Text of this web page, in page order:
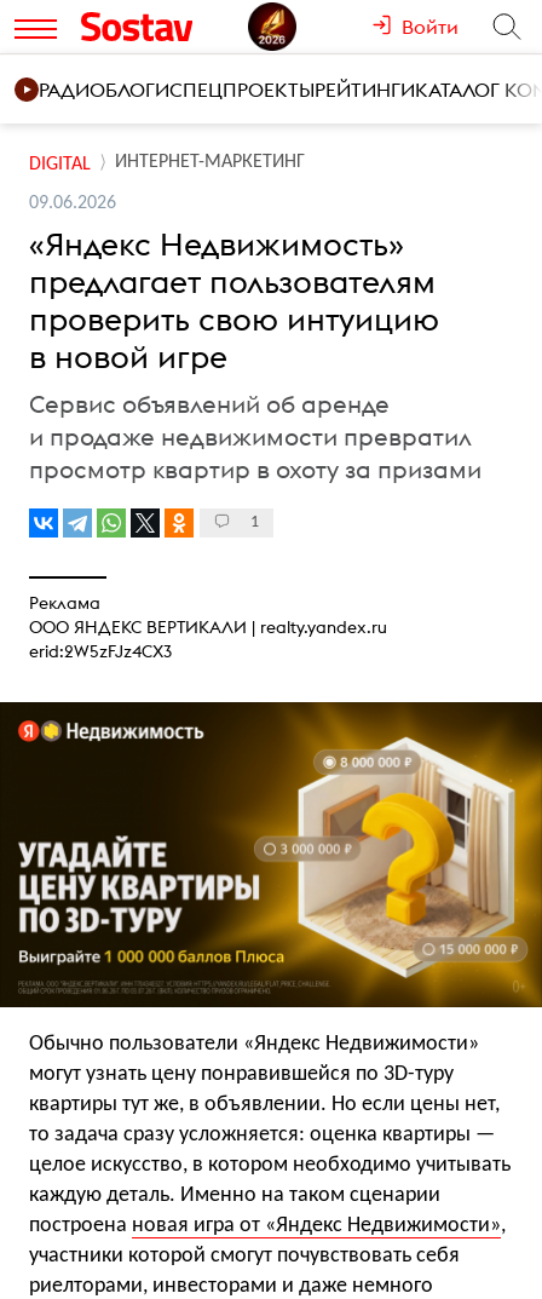
Войти
РАДИОБЛОГИСПЕЦПРОЕКТЫРЕЙТИНГИКАТАЛОГ
DIGITAL ИНТЕРНЕТ-МАРКЕТИНГ
09.06.2026
«Яндекс Недвижимость»
предлагает пользователям
проверить свою интуицию
в новой игре
Сервис объявлений об аренде
и продаже недвижимости превратил
просмотр квартир в охоту за призами
1
Реклама
ООО ЯНДЕКС ВЕРТИКАЛИ | realty.yandex.ru
erid:2W5zFJz4CX3
Обычно пользователи «Яндекс Недвижимости»
могут узнать цену понравившейся по 3D-туру
квартиры тут же, в объявлении. Но если цены нет,
то задача сразу усложняется: оценка квартиры —
целое искусство, в котором необходимо учитывать
каждую деталь. Именно на таком сценарии
построена новая игра от «Яндекс Недвижимости»,
участники которой смогут почувствовать себя
риелторами, инвесторами и даже немного